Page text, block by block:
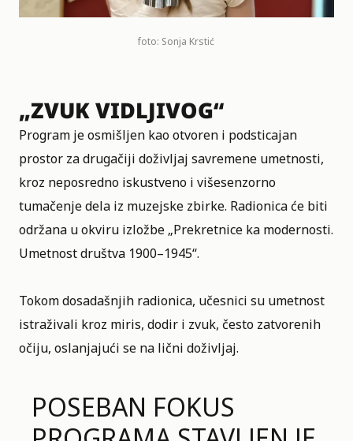
foto: Sonja Krstić
„ZVUK VIDLJIVOG“
Program je osmišljen kao otvoren i podsticajan
prostor za drugačiji doživljaj savremene umetnosti,
kroz neposredno iskustveno i višesenzorno
tumačenje dela iz muzejske zbirke. Radionica će biti
održana u okviru izložbe „Prekretnice ka modernosti.
Umetnost društva 1900–1945“.
Tokom dosadašnjih radionica, učesnici su umetnost
istraživali kroz miris, dodir i zvuk, često zatvorenih
očiju, oslanjajući se na lični doživljaj.
POSEBAN FOKUS